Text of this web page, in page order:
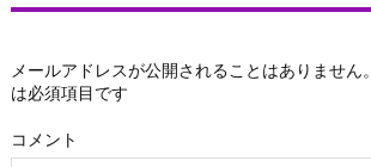
メールアドレスが公開されることはありません。
は必須項目です
コメント